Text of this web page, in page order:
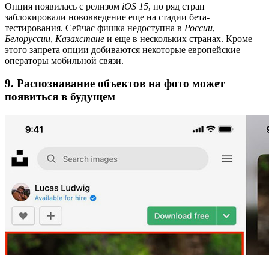
Опция появилась с релизом iOS 15, но ряд стран
заблокировали нововведение еще на стадии бета-
тестирования. Сейчас фишка недоступна в России,
Белоруссии, Казахстане и еще в нескольких странах. Кроме
этого запрета опции добиваются некоторые европейские
операторы мобильной связи.
9. Распознавание объектов на фото может
появиться в будущем